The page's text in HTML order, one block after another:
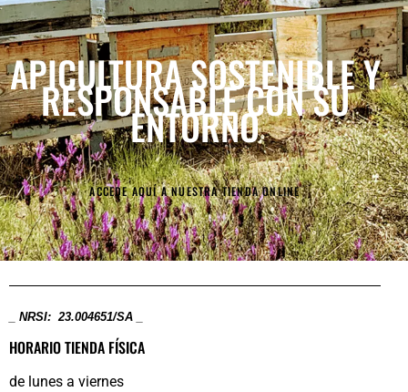
APICULTURA SOSTENIBLEY
RESPONSABLE CON SU
ENTORNO
ACCEDE AQUÍ A NUESTRA TIENDA ONLINE
_ NRSI: 23.004651/SA _
HORARIO TIENDA FÍSICA
de lunes a viernes